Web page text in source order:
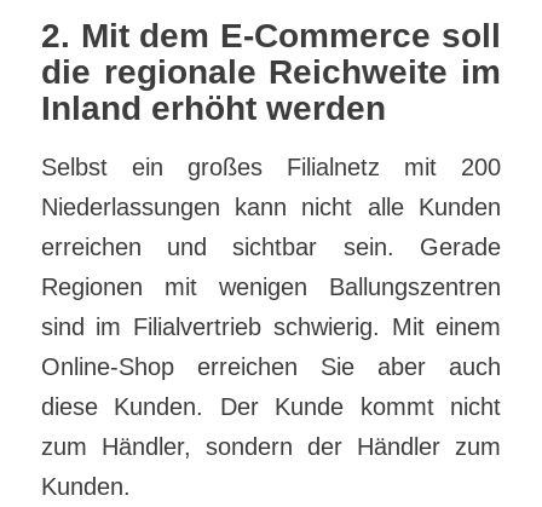
2. Mit dem E-Commerce soll
die regionale Reichweite im
Inland erhöht werden
Selbst ein großes Filialnetz mit 200
Niederlassungen kann nicht alle Kunden
erreichen und sichtbar sein. Gerade
Regionen mit wenigen Ballungszentren
sind im Filialvertrieb schwierig. Mit einem
Online-Shop erreichen Sie aber auch
diese Kunden. Der Kunde kommt nicht
zum Händler, sondern der Händler zum
Kunden.